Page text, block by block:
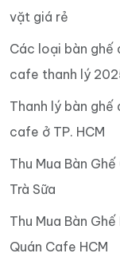
vặt giá rẻ
Các loại bàn ghế
cafe thanh lý
Thanh lý bàn ghế
cafe ở TP. HCM
Thu Mua Bàn Ghế
Trà Sữa
Thu Mua Bàn Ghế
Quán Cafe HCM